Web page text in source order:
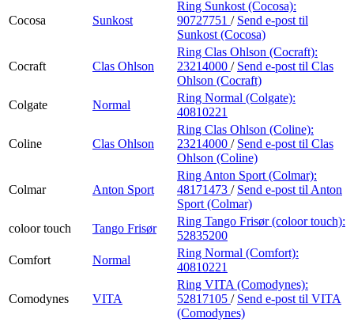
Cocosa Sunkost
Ring Sunkost (Cocosa):
90727751 / Send e-post til
Sunkost (Cocosa)
Cocraft Clas Ohlson
Ring Clas Ohlson (Cocraft):
23214000 / Send e-post til Clas
Ohlson (Cocraft)
Colgate
Normal
Ring Normal (Colgate):
40810221
Coline Clas Ohlson
Ring Clas Ohlson (Coline):
23214000 / Send e-post til Clas
Ohlson (Coline)
Colmar Anton Sport
Ring Anton Sport (Colmar):
48171473 / Send e-post til Anton
Sport (Colmar)
coloor touch
Tango Frisør
Ring Tango Frisør (coloor touch):
52835200
Comfort
Normal
Ring Normal (Comfort):
40810221
Comodynes VITA
Ring VITA (Comodynes):
52817105 / Send e-post til VITA
(Comodynes)